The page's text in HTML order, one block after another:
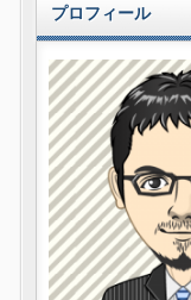
プロフィール